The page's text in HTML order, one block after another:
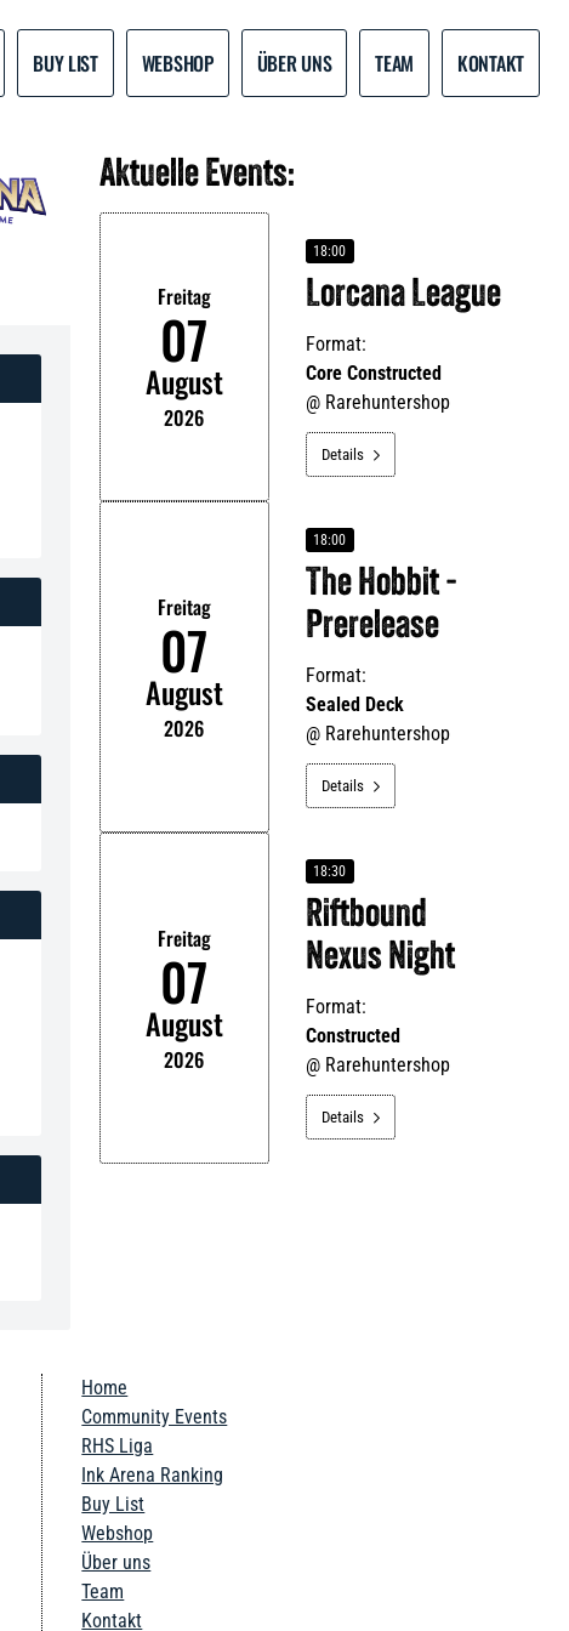
BUY LIST WEBSHOP ÜBER UNS TEAM KONTAKT
Aktuelle Events:
Freitag
07
August
2026
18:00
Lorcana League
Format:
Core Constructed
@ Rarehuntershop
Details 
Freitag
07
August
2026
18:00
The Hobbit -
Prerelease
Format:
Sealed Deck
@ Rarehuntershop
Details 
Freitag
07
August
2026
18:30
Riftbound
Nexus Night
Format:
Constructed
@ Rarehuntershop
Details 
Home
Community Events
RHS Liga
Ink Arena Ranking
Buy List
Webshop
Über uns
Team
Kontakt